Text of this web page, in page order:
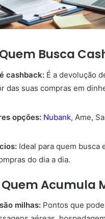
Busca
cashback: É a devolução
das suas compras em
opções: Nubank, Ame,
Ideal para quem busca
do dia a dia.
Quem Acumula
milhas: Pontos que